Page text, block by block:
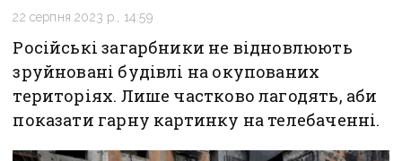
22 серпня 2023 р., 14:59
Російські загарбники не відновлюють
зруйновані будівлі на окупованих
територіях. Лише частково лагодять, аби
показати гарну картинку на телебаченні.